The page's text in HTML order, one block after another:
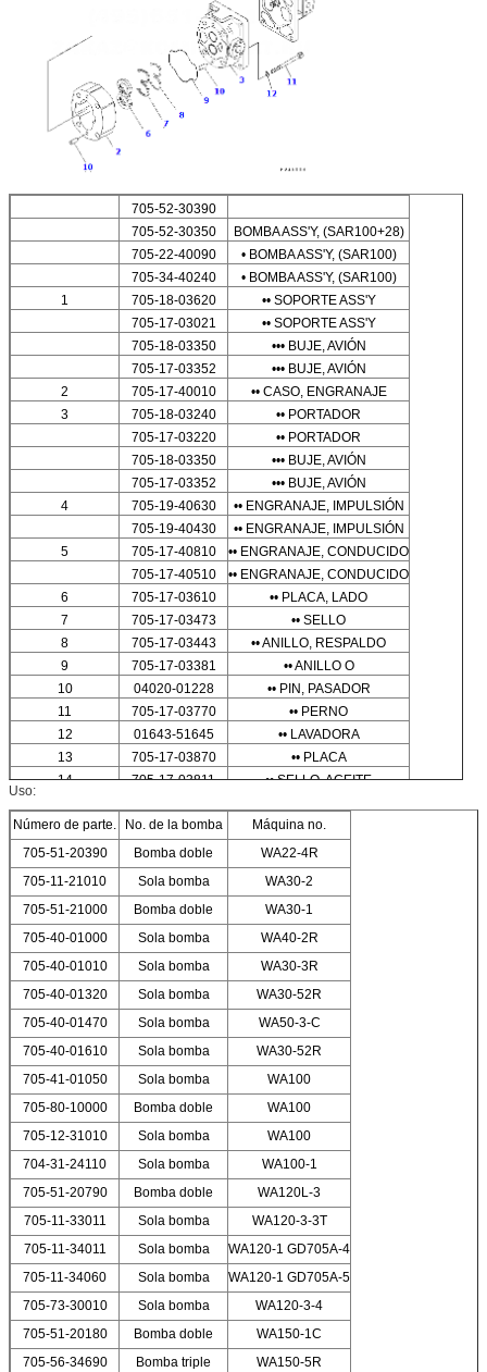
705-52-30390
705-52-30350
BOMBA ASS'Y, (SAR100+28)
705-22-40090
• BOMBA ASS'Y, (SAR100)
705-34-40240
• BOMBA ASS'Y, (SAR100)
1
705-18-03620
•• SOPORTE ASS'Y
705-17-03021
•• SOPORTE ASS'Y
705-18-03350
••• BUJE, AVIÓN
705-17-03352
••• BUJE, AVIÓN
2
705-17-40010
•• CASO, ENGRANAJE
3
705-18-03240
•• PORTADOR
705-17-03220
•• PORTADOR
705-18-03350
••• BUJE, AVIÓN
705-17-03352
••• BUJE, AVIÓN
4
705-19-40630
•• ENGRANAJE, IMPULSIÓN
705-19-40430
•• ENGRANAJE, IMPULSIÓN
5
705-17-40810
•• ENGRANAJE, CONDUCIDO
705-17-40510
•• ENGRANAJE, CONDUCIDO
6
705-17-03610
•• PLACA, LADO
7
705-17-03473
•• SELLO
8
705-17-03443
•• ANILLO, RESPALDO
9
705-17-03381
•• ANILLO O
10
04020-01228
•• PIN, PASADOR
11
705-17-03770
•• PERNO
12
01643-51645
•• LAVADORA
13
705-17-03870
•• PLACA
14
705-17-03811
•• SELLO, ACEITE
Uso:
Número de parte. No. de la bomba
Máquina no.
705-51-20390
Bomba doble
WA22-4R
705-11-21010
Sola bomba
WA30-2
705-51-21000
Bomba doble
WA30-1
705-40-01000
Sola bomba
WA40-2R
705-40-01010
Sola bomba
WA30-3R
705-40-01320
Sola bomba
WA30-52R
705-40-01470
Sola bomba
WA50-3-C
705-40-01610
Sola bomba
WA30-52R
705-41-01050
Sola bomba
WA100
705-80-10000
Bomba doble
WA100
705-12-31010
Sola bomba
WA100
704-31-24110
Sola bomba
WA100-1
705-51-20790
Bomba doble
WA120L-3
705-11-33011
Sola bomba
WA120-3-3T
705-11-34011
Sola bomba
WA120-1 GD705A-4
705-11-34060
Sola bomba
WA120-1 GD705A-5
705-73-30010
Sola bomba
WA120-3-4
705-51-20180
Bomba doble
WA150-1C
705-56-34690
Bomba triple
WA150-5R